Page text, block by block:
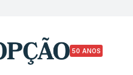
50 ANOS